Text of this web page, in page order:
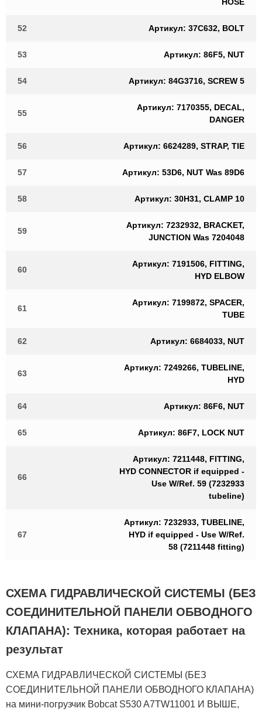
52 Артикул: 37C632, BOLT
53 Артикул: 86F5, NUT
54 Артикул: 84G3716, SCREW 5
55
Артикул: 7170355, DECAL,
DANGER
56 Артикул: 6624289, STRAP, TIE
57 Артикул: 53D6, NUT Was 89D6
58 Артикул: 30H31, CLAMP 10
59
Артикул: 7232932, BRACKET,
JUNCTION Was 7204048
60
Артикул: 7191506, FITTING,
HYD ELBOW
61
Артикул: 7199872, SPACER,
TUBE
62 Артикул: 6684033, NUT
63
Артикул: 7249266, TUBELINE,
HYD
64 Артикул: 86F6, NUT
65 Артикул: 86F7, LOCK NUT
66
Артикул: 7211448, FITTING,
HYD CONNECTOR if equipped -
Use W/Ref. 59 (7232933
tubeline)
67
Артикул: 7232933, TUBELINE,
HYD if equipped - Use W/Ref.
58 (7211448 fitting)
СХЕМА ГИДРАВЛИЧЕСКОЙ СИСТЕМЫ (БЕЗ
СОЕДИНИТЕЛЬНОЙ ПАНЕЛИ ОБВОДНОГО
КЛАПАНА): Техника, которая работает на
результат
СХЕМА ГИДРАВЛИЧЕСКОЙ СИСТЕМЫ (БЕЗ
СОЕДИНИТЕЛЬНОЙ ПАНЕЛИ ОБВОДНОГО КЛАПАНА)
на мини-погрузчик Bobcat S530 A7TW11001 И ВЫШЕ,